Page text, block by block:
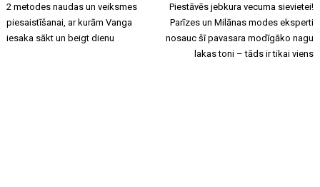
2 metodes naudas un veiksmes
piesaistīšanai, ar kurām Vanga
iesaka sākt un beigt dienu
Piestāvēs jebkura vecuma sievietei!
Parīzes un Milānas modes eksperti
nosauc šī pavasara modīgāko nagu
lakas toni – tāds ir tikai viens